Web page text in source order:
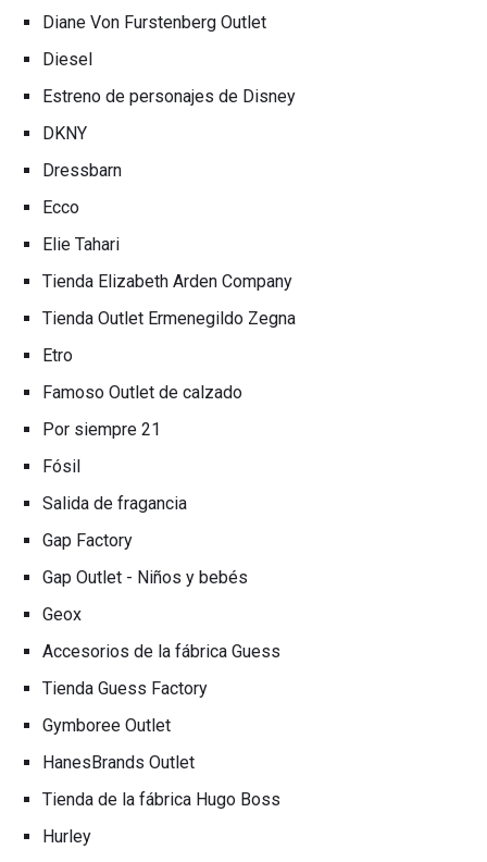
Diane Von Furstenberg Outlet
Diesel
Estreno de personajes de Disney
DKNY
Dressbarn
Ecco
Elie Tahari
Tienda Elizabeth Arden Company
Tienda Outlet Ermenegildo Zegna
Etro
Famoso Outlet de calzado
Por siempre 21
Fósil
Salida de fragancia
Gap Factory
Gap Outlet - Niños y bebés
Geox
Accesorios de la fábrica Guess
Tienda Guess Factory
Gymboree Outlet
HanesBrands Outlet
Tienda de la fábrica Hugo Boss
Hurley